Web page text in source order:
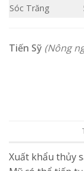
Sóc Trăng
Tiến Sỹ (Nông
Xuất khẩu thủy